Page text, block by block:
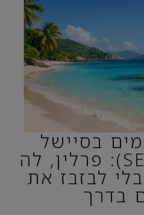
9 ימים בסיישל
(SEYCHELLES): פרלין, לה
לבזבז את
בדרך